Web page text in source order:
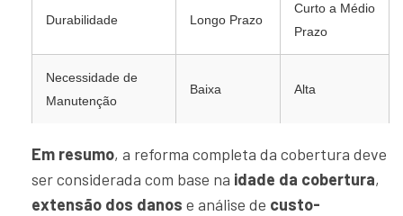
Durabilidade Longo Prazo
Curto a Médio
Prazo
Necessidade de
Manutenção
Baixa Alta
Em resumo, a reforma completa da cobertura deve
ser considerada com base na idade da cobertura,
extensão dos danos e análise de custo-